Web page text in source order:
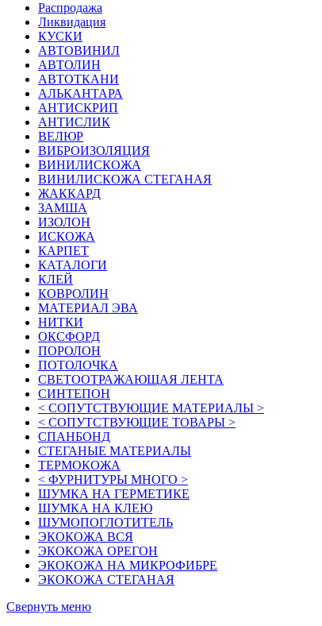
Распродажа
Ликвидация
КУСКИ
АВТОВИНИЛ
АВТОЛИН
АВТОТКАНИ
АЛЬКАНТАРА
АНТИСКРИП
АНТИСЛИК
ВЕЛЮР
ВИБРОИЗОЛЯЦИЯ
ВИНИЛИСКОЖА
ВИНИЛИСКОЖА СТЕГАНАЯ
ЖАККАРД
ЗАМША
ИЗОЛОН
ИСКОЖА
КАРПЕТ
КАТАЛОГИ
КЛЕЙ
КОВРОЛИН
МАТЕРИАЛ ЭВА
НИТКИ
ОКСФОРД
ПОРОЛОН
ПОТОЛОЧКА
СВЕТООТРАЖАЮЩАЯ ЛЕНТА
СИНТЕПОН
< СОПУТСТВУЮЩИЕ МАТЕРИАЛЫ >
< СОПУТСТВУЮЩИЕ ТОВАРЫ >
СПАНБОНД
СТЕГАНЫЕ МАТЕРИАЛЫ
ТЕРМОКОЖА
< ФУРНИТУРЫ МНОГО >
ШУМКА НА ГЕРМЕТИКЕ
ШУМКА НА КЛЕЮ
ШУМОПОГЛОТИТЕЛЬ
ЭКОКОЖА ВСЯ
ЭКОКОЖА ОРЕГОН
ЭКОКОЖА НА МИКРОФИБРЕ
ЭКОКОЖА СТЕГАНАЯ
Свернуть меню